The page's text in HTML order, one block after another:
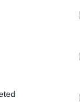
le
di